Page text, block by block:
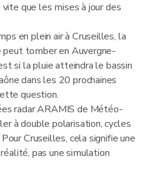
que les mises à jour des
en plein air à Cruseilles, la
tomber en Auvergne-
si la pluie atteindra le bassin
dans les 20 prochaines
question.
radar ARAMIS de Météo-
à double polarisation, cycles
Cruseilles, cela signifie une
pas une simulation